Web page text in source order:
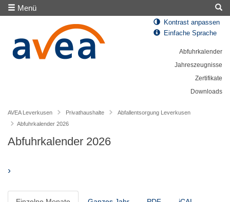
Menü
Kontrast anpassen
Einfache Sprache
Abfuhrkalender
Jahreszeugnisse
Zertifikate
Downloads
AVEA Leverkusen Privathaushalte
Abfallentsorgung Leverkusen
Abfuhrkalender 2026
Abfuhrkalender 2026
›